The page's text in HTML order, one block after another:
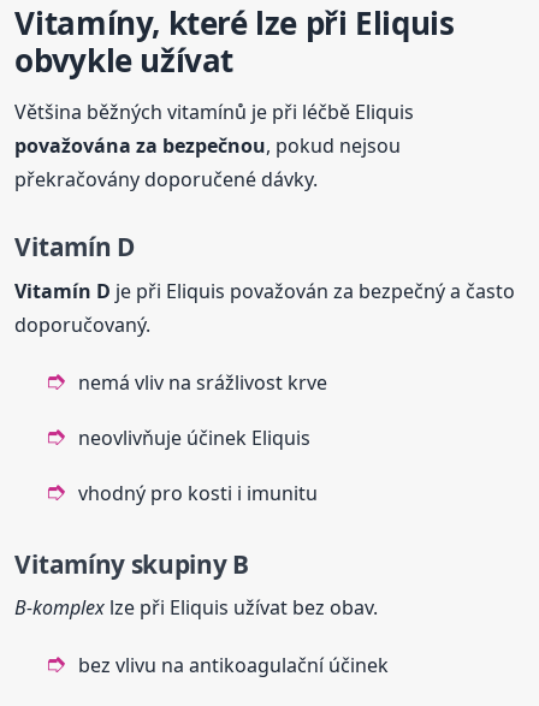
Vitamíny, které lze při Eliquis
obvykle užívat
Většina běžných vitamínů je při léčbě Eliquis
považována za bezpečnou, pokud nejsou
překračovány doporučené dávky.
Vitamín D
Vitamín D je při Eliquis považován za bezpečný a často
doporučovaný.
nemá vliv na srážlivost krve
neovlivňuje účinek Eliquis
vhodný pro kosti i imunitu
Vitamíny skupiny B
B-komplex lze při Eliquis užívat bez obav.
bez vlivu na antikoagulační účinek